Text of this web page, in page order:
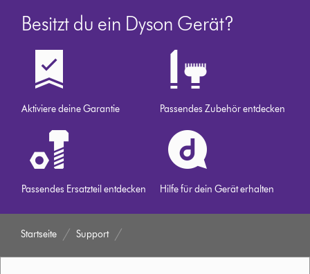
Besitzt du ein Dyson Gerät?
Aktiviere deine Garantie Passendes Zubehör entdecken
Passendes Ersatzteil entdecken Hilfe für dein Gerät erhalten
Startseite Support